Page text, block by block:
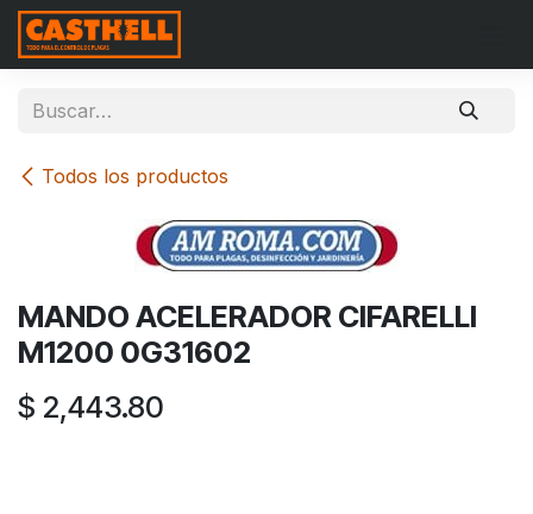
Ir al contenido
Todos los productos
MANDO ACELERADOR CIFARELLI
M1200 0G31602
$ 2,443.80